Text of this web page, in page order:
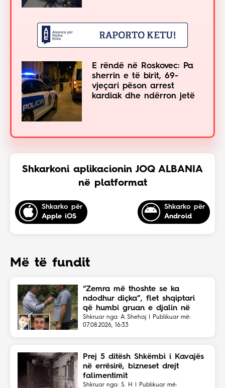
E rëndë në Roskovec: Pa
sherrin e të birit, 69-
vjeçari pëson arrest
kardiak dhe ndërron jetë
Shkarkoni aplikacionin JOQ ALBANIA
në platformat
Shkarko për
Apple iOS
Shkarko për
Android
Më të fundit
“Zemra më thoshte se ka
ndodhur diçka”, flet shqiptari
që humbi gruan e djalin në
aksident
Shkruar nga: A Shehaj | Publikuar më:
07.08.2026, 16:33
Prej 5 ditësh Shkëmbi i Kavajës
në errësirë, bizneset drejt
falimentimit
Shkruar nga: S. H | Publikuar më: